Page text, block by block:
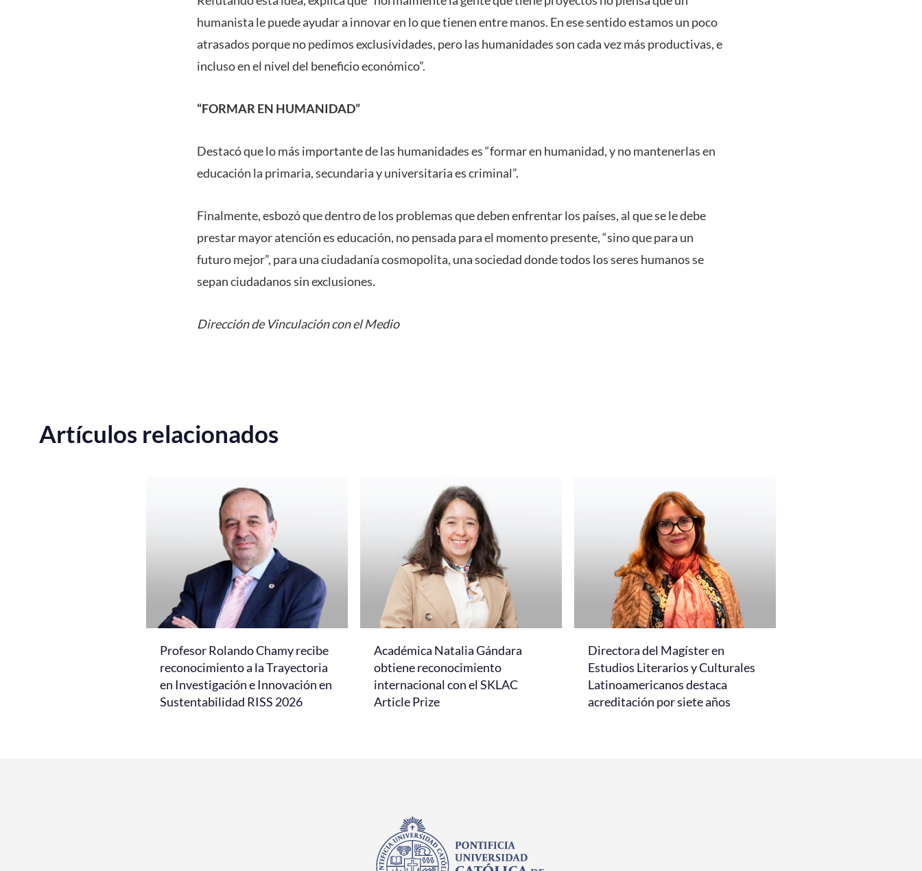
humanista le puede ayudar a innovar en lo que tienen entre manos. En ese sentido estamos un poco
atrasados porque no pedimos exclusividades, pero las humanidades son cada vez más productivas, e
incluso en el nivel del beneficio económico”.
“FORMAR EN HUMANIDAD”
Destacó que lo más importante de las humanidades es “formar en humanidad, y no mantenerlas en
educación la primaria, secundaria y universitaria es criminal”.
Finalmente, esbozó que dentro de los problemas que deben enfrentar los países, al que se le debe
prestar mayor atención es educación, no pensada para el momento presente, “sino que para un
futuro mejor”, para una ciudadanía cosmopolita, una sociedad donde todos los seres humanos se
sepan ciudadanos sin exclusiones.
Dirección de Vinculación con el Medio
Artículos relacionados
Profesor Rolando Chamy recibe
reconocimiento a la Trayectoria
en Investigación e Innovación en
Sustentabilidad RISS 2026
Académica Natalia Gándara
obtiene reconocimiento
internacional con el SKLAC
Article Prize
Directora del Magíster en
Estudios Literarios y Culturales
Latinoamericanos destaca
acreditación por siete años